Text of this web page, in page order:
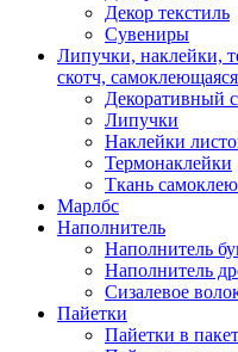
Декор текстиль
Сувениры
Липучки, наклейки,
скотч,
Декоративный
Липучки
Наклейки
Термонаклейки
Ткань
Марлбс
Наполнитель
Наполнитель
Наполнитель
Сизалевое
Пайетки
Пайетки в